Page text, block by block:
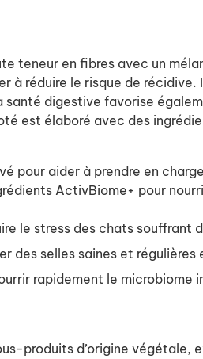
teneur en fibres avec un
à réduire le risque de
digestive favorise
est élaboré avec des
pour aider à prendre en
ActivBiome+ pour
le stress des chats souffrant
selles saines et régulières
rapidement le
produits d’origine